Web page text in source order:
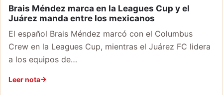
Brais Méndez marca en la Leagues Cup y el
Juárez manda entre los mexicanos
El español Brais Méndez marcó con el Columbus
Crew en la Leagues Cup, mientras el Juárez FC lidera
a los equipos de…
Leer nota